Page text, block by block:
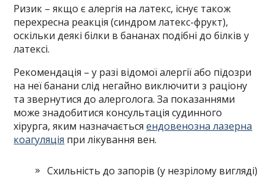
Ризик – якщо є алергія на латекс, існує також
перехресна реакція (синдром латекс-фрукт),
оскільки деякі білки в бананах подібні до білків у
латексі.
Рекомендація – у разі відомої алергії або підозри
на неї банани слід негайно виключити з раціону
та звернутися до алерголога. За показаннями
може знадобитися консультація судинного
хірурга, яким назначаєтьсяендовенозна лазерна
коагуляція при лікування вен.
Схильність до запорів (у незрілому вигляді)